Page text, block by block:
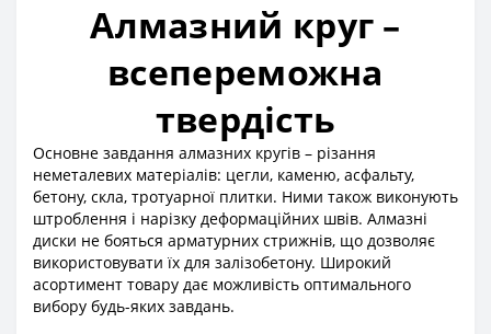
Алмазний круг –
всепереможна
твердість
Основне завдання алмазних кругів – різання
неметалевих матеріалів: цегли, каменю, асфальту,
бетону, скла, тротуарної плитки. Ними також виконують
штроблення і нарізку деформаційних швів. Алмазні
диски не бояться арматурних стрижнів, що дозволяє
використовувати їх для залізобетону. Широкий
асортимент товару дає можливість оптимального
вибору будь-яких завдань.